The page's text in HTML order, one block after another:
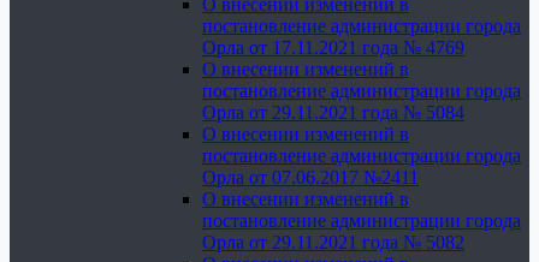
О внесении изменений в
постановление администрации города
Орла от 17.11.2021 года № 4769
О внесении изменений в
постановление администрации города
Орла от 29.11.2021 года № 5084
О внесении изменений в
постановление администрации города
Орла от 07.06.2017 №2411
О внесении изменений в
постановление администрации города
Орла от 29.11.2021 года № 5082